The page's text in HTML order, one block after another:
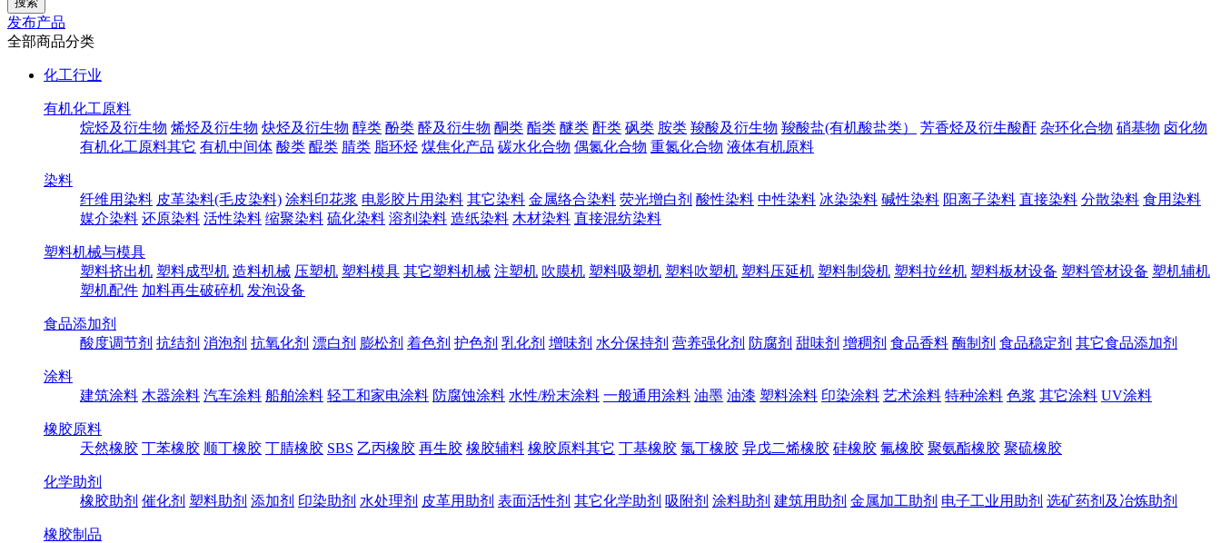
发布产品
全部商品分类
化工行业
有机化工原料
烷烃及衍生物 烯烃及衍生物 炔烃及衍生物 醇类 酚类 醛及衍生物 酮类 酯类 醚类 酐类 砜类 胺类 羧酸及衍生物 羧酸盐(有机酸盐类） 芳香烃及衍生酸酐 杂环化合物 硝基物 卤化物
有机化工原料其它 有机中间体 酸类 醌类 腈类 脂环烃 煤焦化产品 碳水化合物 偶氮化合物 重氮化合物 液体有机原料
染料
纤维用染料 皮革染料(毛皮染料) 涂料印花浆 电影胶片用染料 其它染料 金属络合染料 荧光增白剂 酸性染料 中性染料 冰染染料 碱性染料 阳离子染料 直接染料 分散染料 食用染料
媒介染料 还原染料 活性染料 缩聚染料 硫化染料 溶剂染料 造纸染料 木材染料 直接混纺染料
塑料机械与模具
塑料挤出机 塑料成型机 造料机械 压塑机 塑料模具 其它塑料机械 注塑机 吹膜机 塑料吸塑机 塑料吹塑机 塑料压延机 塑料制袋机 塑料拉丝机 塑料板材设备 塑料管材设备 塑机辅机
塑机配件 加料再生破碎机 发泡设备
食品添加剂
酸度调节剂 抗结剂 消泡剂 抗氧化剂 漂白剂 膨松剂 着色剂 护色剂 乳化剂 增味剂 水分保持剂 营养强化剂 防腐剂 甜味剂 增稠剂 食品香料 酶制剂 食品稳定剂 其它食品添加剂
涂料
建筑涂料 木器涂料 汽车涂料 船舶涂料 轻工和家电涂料 防腐蚀涂料 水性/粉末涂料 一般通用涂料 油墨 油漆 塑料涂料 印染涂料 艺术涂料 特种涂料 色浆 其它涂料 UV涂料
橡胶原料
天然橡胶 丁苯橡胶 顺丁橡胶 丁腈橡胶 SBS 乙丙橡胶 再生胶 橡胶辅料 橡胶原料其它 丁基橡胶 氯丁橡胶 异戊二烯橡胶 硅橡胶 氟橡胶 聚氨酯橡胶 聚硫橡胶
化学助剂
橡胶助剂 催化剂 塑料助剂 添加剂 印染助剂 水处理剂 皮革用助剂 表面活性剂 其它化学助剂 吸附剂 涂料助剂 建筑用助剂 金属加工助剂 电子工业用助剂 选矿药剂及冶炼助剂
橡胶制品